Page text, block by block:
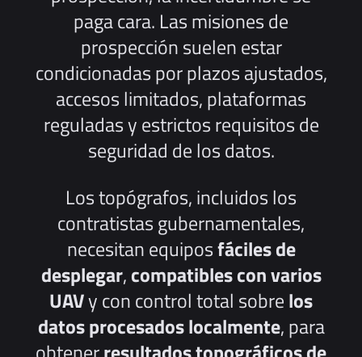
paga cara. Las misiones de
prospección suelen estar
condicionadas por plazos ajustados,
accesos limitados, plataformas
reguladas y estrictos requisitos de
seguridad de los datos.
Los topógrafos, incluidos los
contratistas gubernamentales,
necesitan equiposfáciles de
desplegar,compatibles con varios
UAVy con control total sobrelos
datos procesados localmente, para